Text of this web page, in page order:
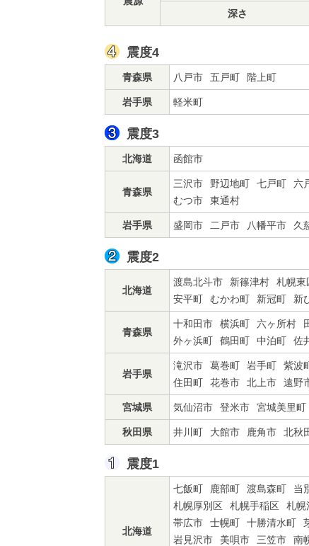
深さ
震度4
青森県 八戸市 五戸町 階上町
岩手県 軽米町
震度3
北海道 函館市
青森県
三沢市 野辺地町 七戸町 六
むつ市
東通村
岩手県 盛岡市 二戸市 八幡平市 久
震度2
北海道
渡島北斗市 新篠津村 札幌東
安平町
むかわ町 新冠町 新
青森県
十和田市 横浜町 六ヶ所村
外ヶ浜町
鶴田町 中泊町 佐
岩手県
滝沢市 葛巻町 岩手町 紫波
住田町
花巻市 北上市 遠野
宮城県 気仙沼市 登米市 宮城美里町
秋田県 井川町 大館市 鹿角市 北秋
震度1
北海道
七飯町 鹿部町 渡島森町 当
札幌厚別区
札幌手稲区 札幌
帯広市
士幌町 十勝清水町
岩見沢市
美唄市 三笠市 南